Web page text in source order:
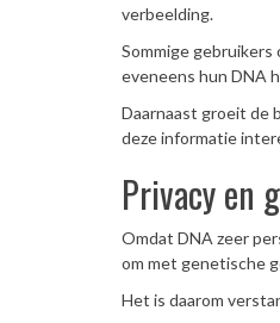
verbeelding.
Sommige
eveneens hun DNA
Daarnaast groeit de
deze informatie
Privacy en
Omdat DNA zeer
om met genetische
Het is daarom